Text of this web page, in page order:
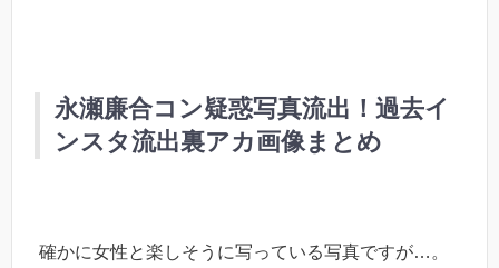
永瀬廉合コン疑惑写真流出！過去イ
ンスタ流出裏アカ画像まとめ
確かに女性と楽しそうに写っている写真ですが…。